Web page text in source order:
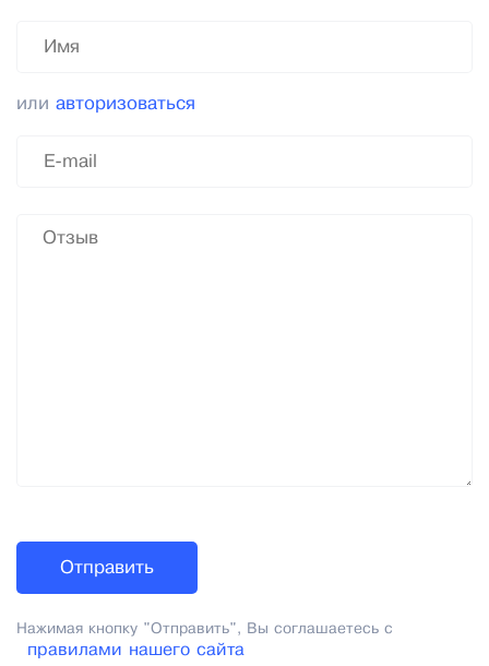
или авторизоваться
Нажимая кнопку "Отправить", Вы соглашаетесь с
правилами нашего сайта